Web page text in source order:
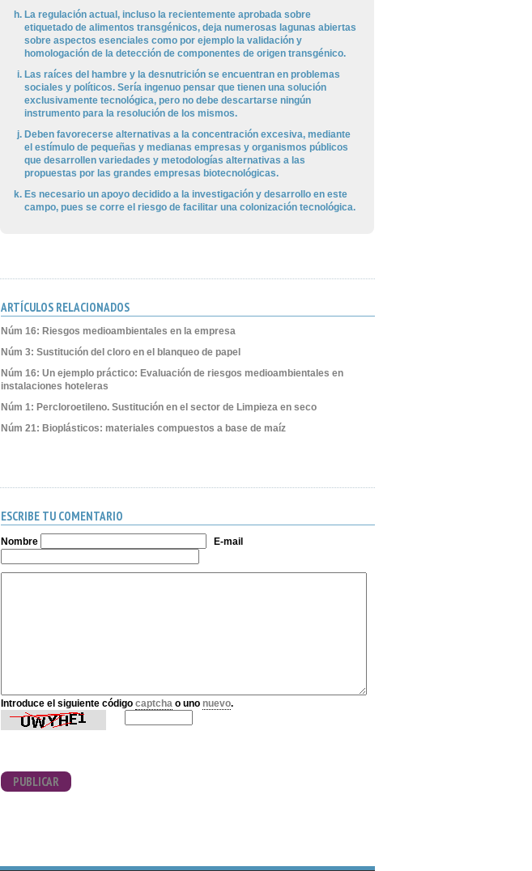
La regulación actual, incluso la recientemente aprobada sobre
etiquetado de alimentos transgénicos, deja numerosas lagunas abiertas
sobre aspectos esenciales como por ejemplo la validación y
homologación de la detección de componentes de origen transgénico.
Las raíces del hambre y la desnutrición se encuentran en problemas
sociales y políticos. Sería ingenuo pensar que tienen una solución
exclusivamente tecnológica, pero no debe descartarse ningún
instrumento para la resolución de los mismos.
Deben favorecerse alternativas a la concentración excesiva, mediante
el estímulo de pequeñas y medianas empresas y organismos públicos
que desarrollen variedades y metodologías alternativas a las
propuestas por las grandes empresas biotecnológicas.
Es necesario un apoyo decidido a la investigación y desarrollo en este
campo, pues se corre el riesgo de facilitar una colonización tecnológica.
ARTÍCULOS RELACIONADOS
Núm 16: Riesgos medioambientales en la empresa
Núm 3: Sustitución del cloro en el blanqueo de papel
Núm 16: Un ejemplo práctico: Evaluación de riesgos medioambientales en
instalaciones hoteleras
Núm 1: Percloroetileno. Sustitución en el sector de Limpieza en seco
Núm 21: Bioplásticos: materiales compuestos a base de maíz
ESCRIBE TU COMENTARIO
Nombre E-mail
Introduce el siguiente código captcha o uno nuevo.
PUBLICAR